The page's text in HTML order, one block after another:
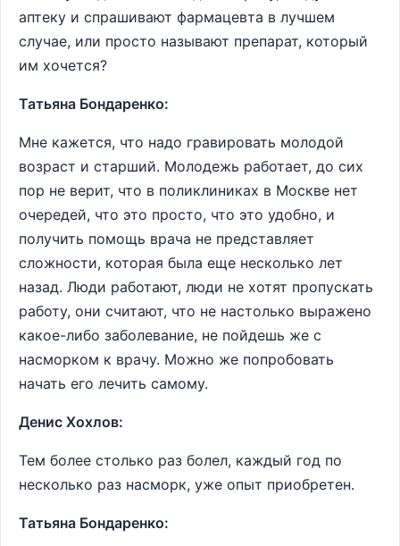
аптеку и спрашивают фармацевта в лучшем
случае, или просто называют препарат, который
им хочется?
Татьяна Бондаренко:
Мне кажется, что надо гравировать молодой
возраст и старший. Молодежь работает, до сих
пор не верит, что в поликлиниках в Москве нет
очередей, что это просто, что это удобно, и
получить помощь врача не представляет
сложности, которая была еще несколько лет
назад. Люди работают, люди не хотят пропускать
работу, они считают, что не настолько выражено
какое-либо заболевание, не пойдешь же с
насморком к врачу. Можно же попробовать
начать его лечить самому.
Денис Хохлов:
Тем более столько раз болел, каждый год по
несколько раз насморк, уже опыт приобретен.
Татьяна Бондаренко: